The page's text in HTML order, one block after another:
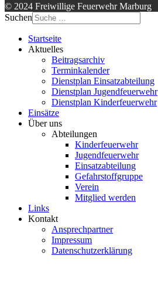
© 2024 Freiwillige Feuerwehr Marburg
Suchen
Startseite
Aktuelles
Beitragsarchiv
Terminkalender
Dienstplan Einsatzabteilung
Dienstplan Jugendfeuerwehr
Dienstplan Kinderfeuerwehr
Einsätze
Über uns
Abteilungen
Kinderfeuerwehr
Jugendfeuerwehr
Einsatzabteilung
Gefahrstoffgruppe
Verein
Mitglied werden
Links
Kontakt
Ansprechpartner
Impressum
Datenschutzerklärung